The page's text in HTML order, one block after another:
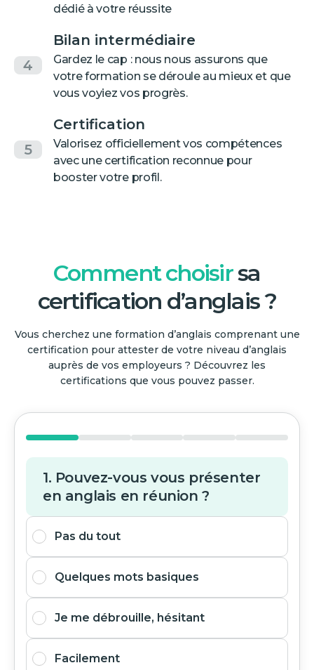
dédié à votre réussite
4
Bilan intermédiaire
Gardez le cap : nous nous assurons que
votre formation se déroule au mieux et que
vous voyiez vos progrès.
5
Certification
Valorisez officiellement vos compétences
avec une certification reconnue pour
booster votre profil.
Comment choisirsa
certification d’anglais ?
Vous cherchez une formation d’anglais comprenant une
certification pour attester de votre niveau d’anglais
auprès de vos employeurs ? Découvrez les
certifications que vous pouvez passer.
1. Pouvez-vous vous présenter
en anglais en réunion ?
Pas du tout
Quelques mots basiques
Je me débrouille, hésitant
Facilement